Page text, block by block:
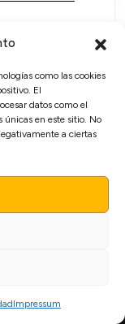
como las cookies
El
datos como el
en este sitio. No
a ciertas
Impressum